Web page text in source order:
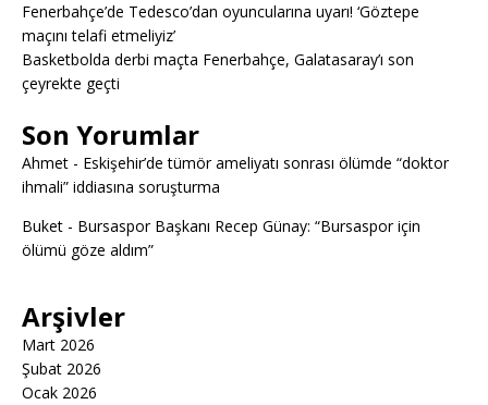
Fenerbahçe’de Tedesco’dan oyuncularına uyarı! ‘Göztepe
maçını telafi etmeliyiz’
Basketbolda derbi maçta Fenerbahçe, Galatasaray’ı son
çeyrekte geçti
Son Yorumlar
Ahmet - Eskişehir’de tümör ameliyatı sonrası ölümde “doktor
ihmali” iddiasına soruşturma
Buket - Bursaspor Başkanı Recep Günay: “Bursaspor için
ölümü göze aldım”
Arşivler
Mart 2026
Şubat 2026
Ocak 2026